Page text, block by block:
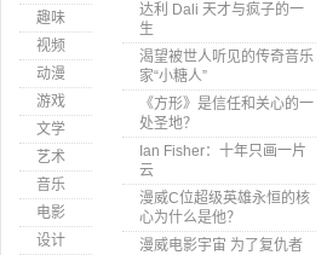
趣味
视频
动漫
游戏
文学
艺术
音乐
电影
设计
达利 Dali 天才与疯子的一
生
渴望被世人听见的传奇音乐
家“小糖人”
《方形》是信任和关心的一
处圣地？
Ian Fisher：十年只画一片
云
漫威C位超级英雄永恒的核
心为什么是他？
漫威电影宇宙 为了复仇者